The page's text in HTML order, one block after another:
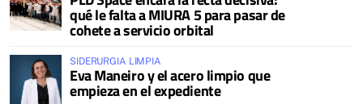
qué le falta a MIURA 5 para pasar de
cohete a servicio orbital
SIDERURGIA LIMPIA
Eva Maneiro y el acero limpio que
empieza en el expediente